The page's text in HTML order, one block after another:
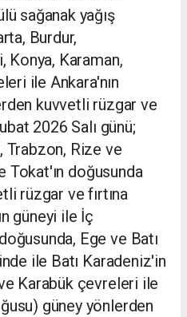
sağanak yağış
Burdur,
Konya, Karaman,
ile Ankara'nın
kuvvetli rüzgar ve
2026 Salı günü;
Trabzon, Rize ve
doğusunda
rüzgar ve fırtına
güneyi ile İç
Ege ve Batı
ile Batı Karadeniz'in
Karabük çevreleri ile
güney yönlerden